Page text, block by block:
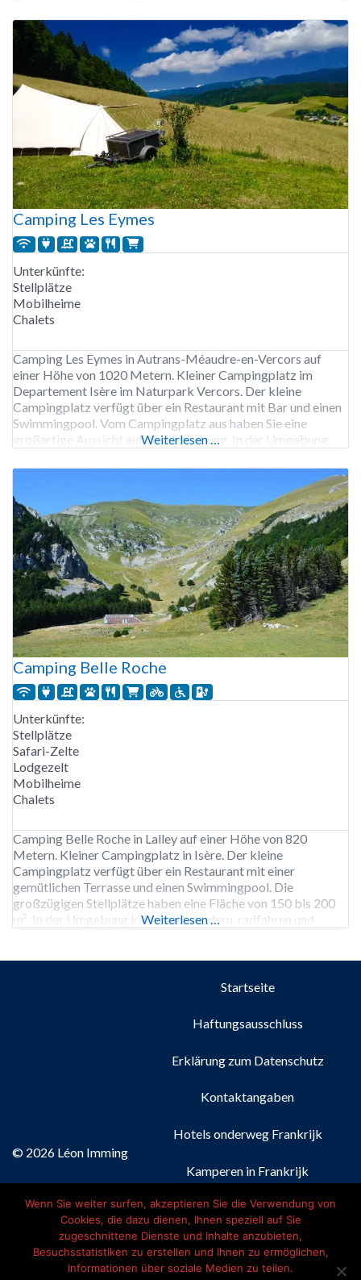
Ausgangspunkt
Camping Les Eymes
Unterkünfte:
Stellplätze
Mobilheime
Chalets
Camping Les Eymes in Autrans-Méaudre-en-Vercors auf
einer Höhe von 1020 Metern. Kleiner Campingplatz im
Departement Isère im Naturpark Vercors. Der kleine
Campingplatz verfügt über ein Restaurant mit Bar und einen
Swimmingpool. Vom Campingplatz aus haben Sie eine
großartige Aussicht auf die Umgebung. In der Umgebung
Bergsportarten betreiben. Der Wanderweg GR 9 führt am
Weiterlesen …
Camping Belle Roche
Unterkünfte:
Stellplätze
Safari-Zelte
Lodgezelt
Mobilheime
Chalets
Camping Belle Roche in Lalley auf einer Höhe von 820
Metern. Kleiner Campingplatz in Isère. Der kleine
Campingplatz verfügt über ein Restaurant mit einer
gemütlichen Terrasse und einen Swimmingpool. Die
großzügigen Stellplätze haben eine Fläche von 150 bis 200
m². In der Umgebung kann man wandern, radfahren und
Weiterlesen …
© 2026 Léon Imming
Startseite
Haftungsausschluss
Erklärung zum Datenschutz
Kontaktangaben
Hotels onderweg Frankrijk
Kamperen in Frankrijk
Nederlands( Niederländisch)
Français (Französisch
Wenn Sie weiter surfen, akzeptieren Sie die Verwendung von
Cookies, die dazu dienen, Ihnen speziell auf Sie
zugeschnittene Dienste und Inhalte anzubieten,
Besuchsstatistiken zu erstellen und Ihnen zu ermöglichen,
Informationen über soziale Medien zu teilen.